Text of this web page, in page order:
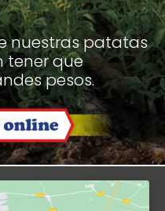
nuestras patatas
tener que
pesos.